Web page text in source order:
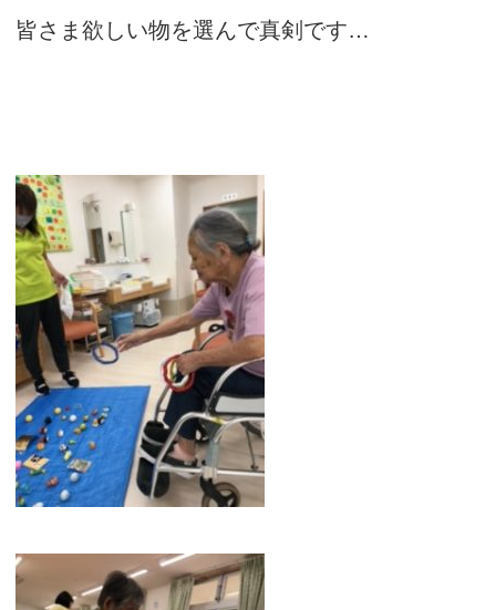
皆さま欲しい物を選んで真剣です…